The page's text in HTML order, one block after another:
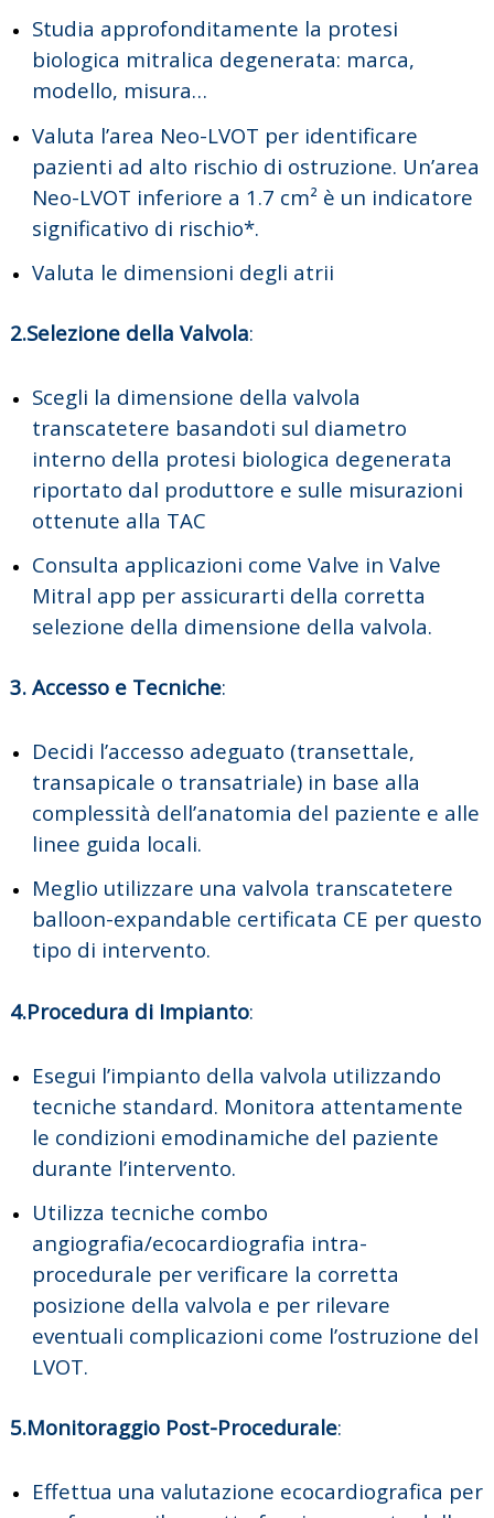
Studia approfonditamente la protesi
biologica mitralica degenerata: marca,
modello, misura…
Valuta l’area Neo-LVOT per identificare
pazienti ad alto rischio di ostruzione. Un’area
Neo-LVOT inferiore a 1.7 cm² è un indicatore
significativo di rischio*.
Valuta le dimensioni degli atrii
2.Selezione della Valvola:
Scegli la dimensione della valvola
transcatetere basandoti sul diametro
interno della protesi biologica degenerata
riportato dal produttore e sulle misurazioni
ottenute alla TAC
Consulta applicazioni come Valve in Valve
Mitral app per assicurarti della corretta
selezione della dimensione della valvola.
3. Accesso e Tecniche:
Decidi l’accesso adeguato (transettale,
transapicale o transatriale) in base alla
complessità dell’anatomia del paziente e alle
linee guida locali.
Meglio utilizzare una valvola transcatetere
balloon-expandable certificata CE per questo
tipo di intervento.
4.Procedura di Impianto:
Esegui l’impianto della valvola utilizzando
tecniche standard. Monitora attentamente
le condizioni emodinamiche del paziente
durante l’intervento.
Utilizza tecniche combo
angiografia/ecocardiografia intra-
procedurale per verificare la corretta
posizione della valvola e per rilevare
eventuali complicazioni come l’ostruzione del
LVOT.
5.Monitoraggio Post-Procedurale:
Effettua una valutazione ecocardiografica per